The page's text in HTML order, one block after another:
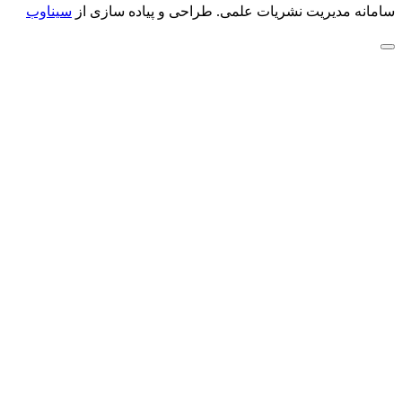
سامانه مدیریت نشریات علمی. طراحی و پیاده سازی از سیناوب